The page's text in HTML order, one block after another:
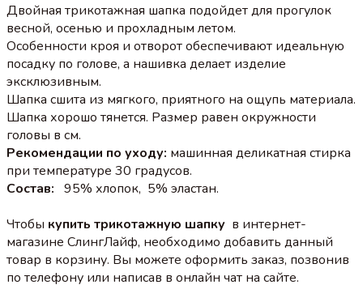
Двойная трикотажная шапка подойдет для прогулок
весной, осенью и прохладным летом.
Особенности кроя и отворот обеспечивают идеальную
посадку по голове, а нашивка делает изделие
эксклюзивным.
Шапка сшита из мягкого, приятного на ощупь материала.
Шапка хорошо тянется. Размер равен окружности
головы в см.
Рекомендации по уходу: машинная деликатная стирка
при температуре 30 градусов.
Состав: 95% хлопок, 5% эластан.
Чтобы купить трикотажную шапку в интернет-
магазине СлингЛайф, необходимо добавить данный
товар в корзину. Вы можете оформить заказ, позвонив
по телефону или написав в онлайн чат на сайте.